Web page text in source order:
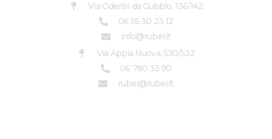
Via Oderisi da Gubbio, 136/142
06 55 30 23 12
info@rubei.it
Via Appia Nuova, 530/532
06 780 33 90
rubei@rubei.it